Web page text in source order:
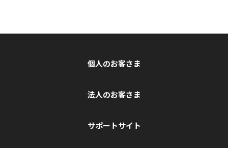
個人のお客さま
法人のお客さま
サポートサイト